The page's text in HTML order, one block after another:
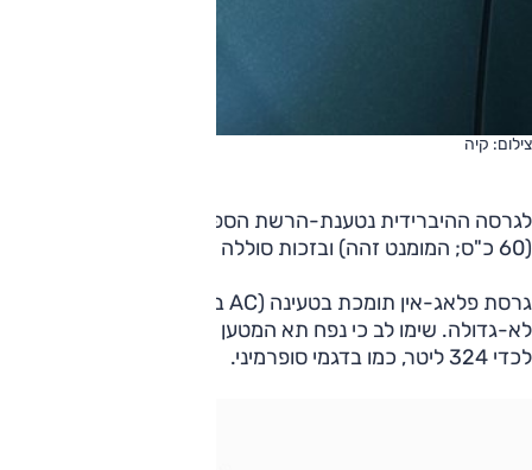
צילום: קיה
(60 כ"ס; המומנט זהה) ובזכות סוללה עם אנרגיה גדולה בהרבה (8.9 קוט"ש) ניתן לנוע עמה על חשמל בלבד לטווח משמעותי.
לכדי 324 ליטר, כמו בדגמי סופרמיני.